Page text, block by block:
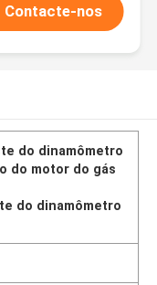
Contacte-nos
do dinamômetro
do motor do gás
do dinamômetro